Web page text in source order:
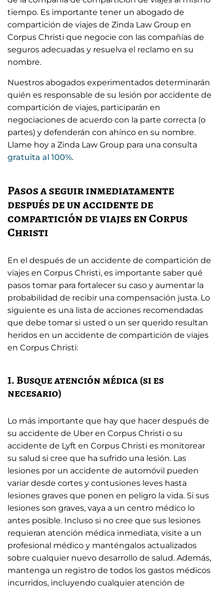
tiempo. Es importante tener un abogado de
compartición de viajes de Zinda Law Group en
Corpus Christi que negocie con las compañías de
seguros adecuadas y resuelva el reclamo en su
nombre.
Nuestros abogados experimentados determinarán
quién es responsable de su lesión por accidente de
compartición de viajes, participarán en
negociaciones de acuerdo con la parte correcta (o
partes) y defenderán con ahínco en su nombre.
Llame hoy a Zinda Law Group para una consulta
gratuita al 100%.
Pasos a seguir inmediatamente
después de un accidente de
compartición de viajes en Corpus
Christi
En el después de un accidente de compartición de
viajes en Corpus Christi, es importante saber qué
pasos tomar para fortalecer su caso y aumentar la
probabilidad de recibir una compensación justa. Lo
siguiente es una lista de acciones recomendadas
que debe tomar si usted o un ser querido resultan
heridos en un accidente de compartición de viajes
en Corpus Christi:
1. Busque atención médica (si es
necesario)
Lo más importante que hay que hacer después de
su accidente de Uber en Corpus Christi o su
accidente de Lyft en Corpus Christi es monitorear
su salud si cree que ha sufrido una lesión. Las
lesiones por un accidente de automóvil pueden
variar desde cortes y contusiones leves hasta
lesiones graves que ponen en peligro la vida. Si sus
lesiones son graves, vaya a un centro médico lo
antes posible. Incluso si no cree que sus lesiones
requieran atención médica inmediata, visite a un
profesional médico y manténgalos actualizados
sobre cualquier nuevo desarrollo de salud. Además,
mantenga un registro de todos los gastos médicos
incurridos, incluyendo cualquier atención de